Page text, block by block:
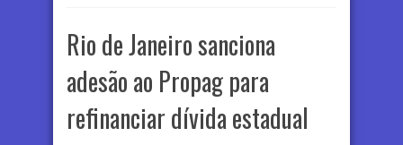
Rio de Janeiro sanciona
adesão ao Propag para
refinanciar dívida estadual